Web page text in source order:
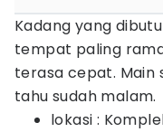
Kadang yang
tempat paling
terasa cepat. Main
tahu sudah malam.
lokasi :